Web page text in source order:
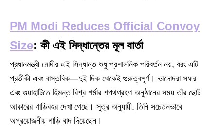
PM Modi Reduces Official Convoy
Size: কী এই সিদ্ধান্তের মূল বার্তা
প্রধানমন্ত্রী মোদীর এই সিদ্ধান্ত শুধু প্রশাসনিক পরিবর্তন নয়, বরং এটি
প্রতীকী এবং বাস্তবিক—দুই দিক থেকেই গুরুত্বপূর্ণ। ভাদোদরা সফর
এবং গুয়াহাটিতে হিমন্ত বিশ্ব শর্মার শপথগ্রহণ অনুষ্ঠানের সময় তাঁর ছোট
আকারের গাড়িবহর দেখা গেছে। সূত্র অনুযায়ী, তিনি সচেতনভাবে
অপ্রয়োজনীয় গাড়ি বাদ দিয়েছেন।